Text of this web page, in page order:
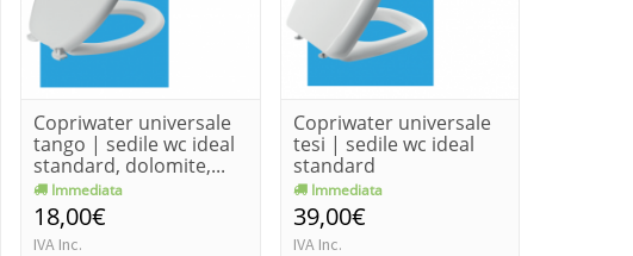
Copriwater universale
tango | sedile wc ideal
standard, dolomite,...
Immediata
18,00€
IVA Inc.
Copriwater universale
tesi | sedile wc ideal
standard
Immediata
39,00€
IVA Inc.